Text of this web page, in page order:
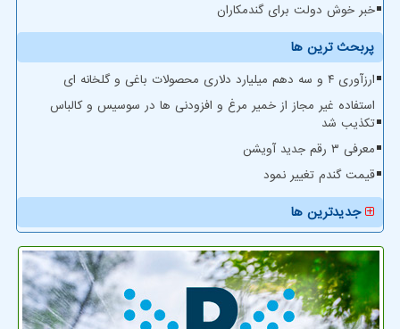
خبر خوش دولت برای گندمکاران
پربحث ترین ها
ارزآوری ۴ و سه دهم میلیارد دلاری محصولات باغی و گلخانه ای
استفاده غیر مجاز از خمیر مرغ و افزودنی ها در سوسیس و کالباس
تکذیب شد
معرفی ۳ رقم جدید آویشن
قیمت گندم تغییر نمود
جدیدترین ها